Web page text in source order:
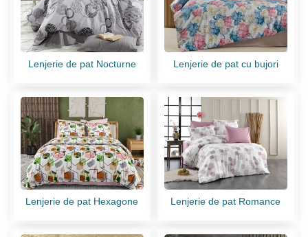
Lenjerie de pat Nocturne Lenjerie de pat cu bujori
Lenjerie de pat Hexagone Lenjerie de pat Romance